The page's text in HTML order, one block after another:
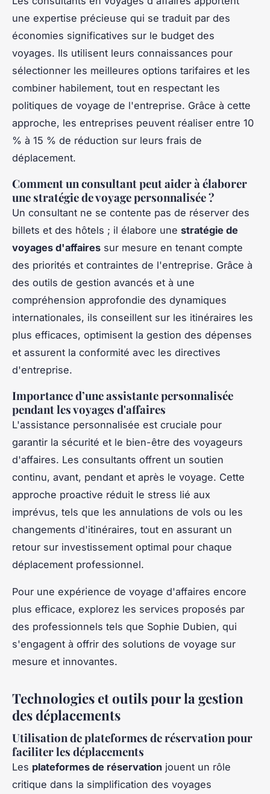
une expertise précieuse qui se traduit par des
économies significatives sur le budget des
voyages. Ils utilisent leurs connaissances pour
sélectionner les meilleures options tarifaires et les
combiner habilement, tout en respectant les
politiques de voyage de l'entreprise. Grâce à cette
approche, les entreprises peuvent réaliser entre 10
% à 15 % de réduction sur leurs frais de
déplacement.
Comment un consultant peut aider à élaborer
une stratégie de voyage personnalisée ?
Un consultant ne se contente pas de réserver des
billets et des hôtels ; il élabore une stratégie de
voyages d'affaires sur mesure en tenant compte
des priorités et contraintes de l'entreprise. Grâce à
des outils de gestion avancés et à une
compréhension approfondie des dynamiques
internationales, ils conseillent sur les itinéraires les
plus efficaces, optimisent la gestion des dépenses
et assurent la conformité avec les directives
d'entreprise.
Importance d’une assistante personnalisée
pendant les voyages d'affaires
L'assistance personnalisée est cruciale pour
garantir la sécurité et le bien-être des voyageurs
d'affaires. Les consultants offrent un soutien
continu, avant, pendant et après le voyage. Cette
approche proactive réduit le stress lié aux
imprévus, tels que les annulations de vols ou les
changements d'itinéraires, tout en assurant un
retour sur investissement optimal pour chaque
déplacement professionnel.
Pour une expérience de voyage d'affaires encore
plus efficace, explorez les services proposés par
des professionnels tels que Sophie Dubien, qui
s'engagent à offrir des solutions de voyage sur
mesure et innovantes.
Technologies et outils pour la gestion
des déplacements
Utilisation de plateformes de réservation pour
faciliter les déplacements
Les plateformes de réservation jouent un rôle
critique dans la simplification des voyages